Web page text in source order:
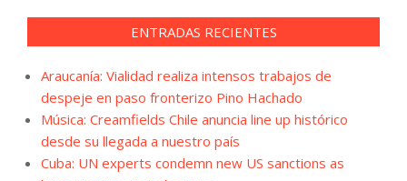
ENTRADAS RECIENTES
Araucanía: Vialidad realiza intensos trabajos de
despeje en paso fronterizo Pino Hachado
Música: Creamfields Chile anuncia line up histórico
desde su llegada a nuestro país
Cuba: UN experts condemn new US sanctions as